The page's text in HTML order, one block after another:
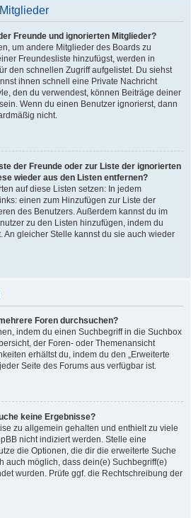
Freunde und ignorierten Mitglieder?
um andere Mitglieder des Boards zu
Freundesliste hinzufügst, werden in
den schnellen Zugriff aufgelistet. Du siehst
ihnen schnell eine Private Nachricht
den du verwendest, können Beiträge deiner
Wenn du einen Benutzer ignorierst, dann
nicht.
der Freunde oder zur Liste der ignorierten
wieder aus den Listen entfernen?
auf diese Listen setzen: In jedem
einen zum Hinzufügen zur Liste der
des Benutzers. Außerdem kannst du im
zu den Listen hinzufügen, indem du
An gleicher Stelle kannst du sie auch wieder
Foren durchsuchen?
indem du einen Suchbegriff in die Suchbox
der Foren- oder Themenansicht
erhältst du, indem du den „Erweiterte
Seite des Forums aus verfügbar ist.
keine Ergebnisse?
zu allgemein gehalten und enthielt zu viele
nicht indiziert werden. Stelle eine
die Optionen, die dir die erweiterte Suche
auch möglich, dass dein(e) Suchbegriff(e)
wurden. Prüfe ggf. die Rechtschreibung der